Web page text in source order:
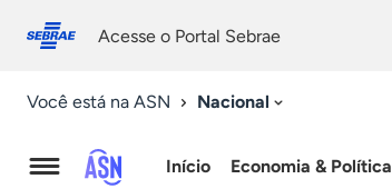
conosco
Acesse o Portal Sebrae
Você está na ASN Nacional
Início Economia & Política